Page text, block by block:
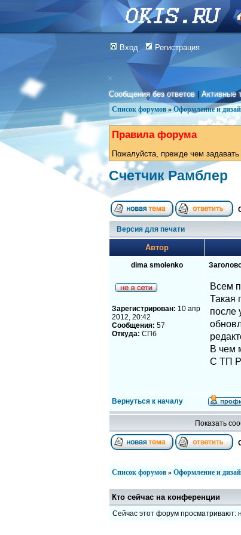
Вход Регистрация
Сообщения без ответов |Активные
Список форумов » Оформление и
Правила форума
Пожалуйста, прежде чем
Счетчик Рамблер
Версия для печати
Автор
dima smolenko
Зарегистрирован: 10 апр
2012, 20:42
Сообщения: 57
Откуда: СПб
Всем
Такая
после
В чем
С ТП
Вернуться к началу
Показать
Список форумов » Оформление и
Кто сейчас на конференции
Сейчас этот форум просматривают: